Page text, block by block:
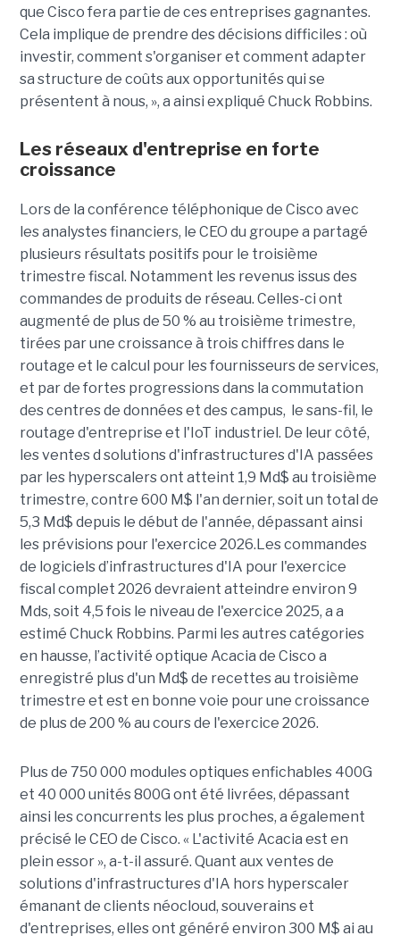
que Cisco fera partie de ces entreprises gagnantes.
Cela implique de prendre des décisions difficiles : où
investir, comment s'organiser et comment adapter
sa structure de coûts aux opportunités qui se
présentent à nous, », a ainsi expliqué Chuck Robbins.
Les réseaux d'entreprise en forte
croissance
Lors de la conférence téléphonique de Cisco avec
les analystes financiers, le CEO du groupe a partagé
plusieurs résultats positifs pour le troisième
trimestre fiscal. Notamment les revenus issus des
commandes de produits de réseau. Celles-ci ont
augmenté de plus de 50 % au troisième trimestre,
tirées par une croissance à trois chiffres dans le
routage et le calcul pour les fournisseurs de services,
et par de fortes progressions dans la commutation
des centres de données et des campus, le sans-fil, le
routage d'entreprise et l'IoT industriel. De leur côté,
les ventes d solutions d'infrastructures d'IA passées
par les hyperscalers ont atteint 1,9 Md$ au troisième
trimestre, contre 600 M$ l'an dernier, soit un total de
5,3 Md$ depuis le début de l'année, dépassant ainsi
les prévisions pour l'exercice 2026.Les commandes
de logiciels d’infrastructures d'IA pour l'exercice
fiscal complet 2026 devraient atteindre environ 9
Mds, soit 4,5 fois le niveau de l'exercice 2025, a a
estimé Chuck Robbins. Parmi les autres catégories
en hausse, l’activité optique Acacia de Cisco a
enregistré plus d'un Md$ de recettes au troisième
trimestre et est en bonne voie pour une croissance
de plus de 200 % au cours de l'exercice 2026.
Plus de 750 000 modules optiques enfichables 400G
et 40 000 unités 800G ont été livrées, dépassant
ainsi les concurrents les plus proches, a également
précisé le CEO de Cisco. « L'activité Acacia est en
plein essor », a-t-il assuré. Quant aux ventes de
solutions d'infrastructures d'IA hors hyperscaler
émanant de clients néocloud, souverains et
d'entreprises, elles ont généré environ 300 M$ ai au